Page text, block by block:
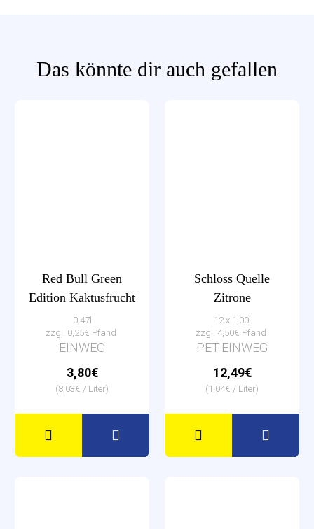
Das könnte dir auch gefallen
Red Bull Green
Edition Kaktusfrucht
0,47l
zzgl. 0,25€ Pfand
EINWEG
3,80€
(8,03€ / Liter)
Schloss Quelle
Zitrone
12 x 1,00l
zzgl. 4,50€ Pfand
PET-EINWEG
12,49€
(1,04€ / Liter)